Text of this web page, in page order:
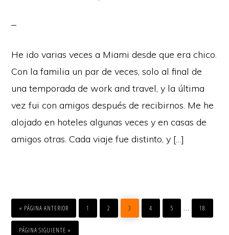
He ido varias veces a Miami desde que era chico.
Con la familia un par de veces, solo al final de
una temporada de work and travel, y la última
vez fui con amigos después de recibirnos. Me he
alojado en hoteles algunas veces y en casas de
amigos otras. Cada viaje fue distinto, y […]
«
IR
A
LA
PÁGINA ANTERIOR
IR
A
LA
PÁGINA
1
IR
A
LA
PÁGINA
2
IR
A
LA
PÁGINA
3
IR
A
LA
PÁGINA
4
IR
A
LA
PÁGINA
5
Páginas
…
IR
A
LA
PÁGINA
18
IR
APÁGINA SIGUIENTE »